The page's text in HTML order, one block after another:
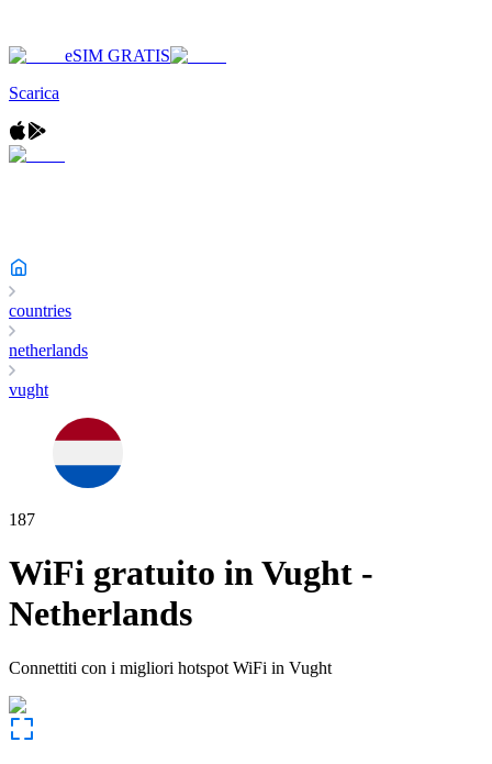
eSIM GRATIS
Scarica
countries
netherlands
vught
187
WiFi gratuito inVught -
Netherlands
Connettiti con i migliori hotspot WiFi in Vught